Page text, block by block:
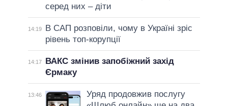
серед них – діти
14:19
В САП розповіли, чому в Україні зріс
рівень топ-корупції
14:17
ВАКС змінив запобіжний захід
Єрмаку
13:46
Уряд продовжив послугу